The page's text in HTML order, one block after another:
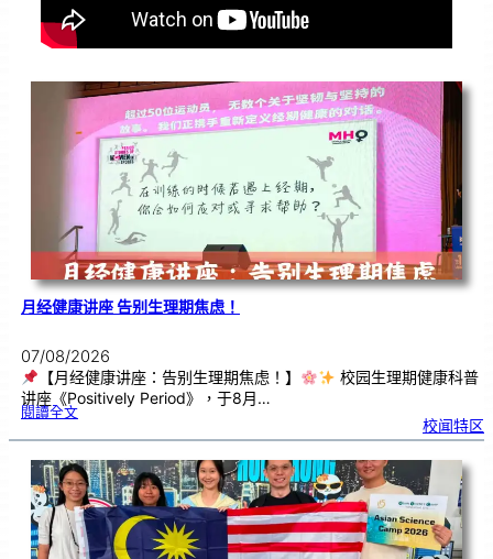
月经健康讲座 告别生理期焦虑！
07/08/2026
【月经健康讲座：告别生理期焦虑！】
校园生理期健康科普
讲座《Positively Period》，于8月…
閱讀全文:月
康
座
告
别
生
理
期
焦
虑
！
校闻特区